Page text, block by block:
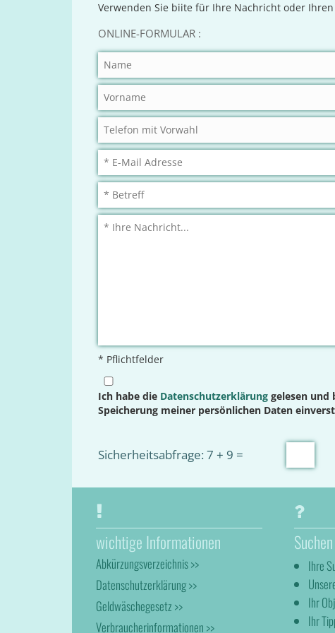
Verwenden Sie biite für Ihre Nachricht oder
ONLINE-FORMULAR :
* Pflichtfelder
Ich habe die Datenschutzerklärung gelesen und
Speicherung meiner persönlichen Daten
Sicherheitsabfrage: 7 + 9 =
wichtige Informationen
Abkürzungsverzeichnis >>
Datenschutzerklärung >>
Geldwäschegesetz >>
Verbraucherinformationen >>
Ihre
Ihr
Ihr